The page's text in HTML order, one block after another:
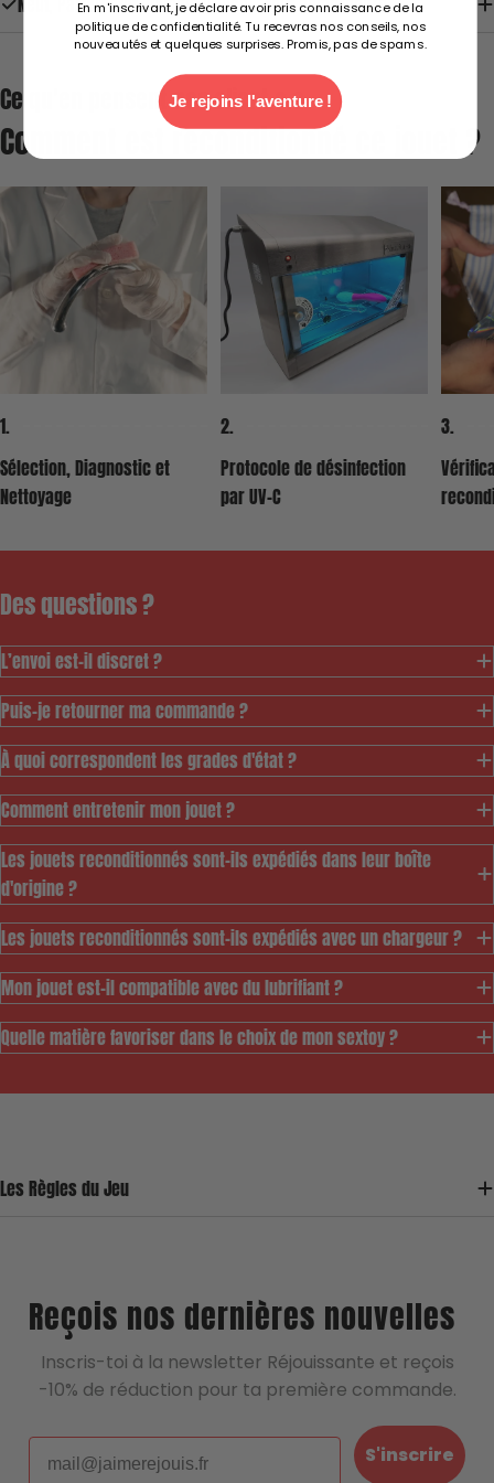
endommagé.
2. Le Prix Minimum Neuf de Référence (PMNR)
Ce modèle est pensé
pour vous permettre
d'accéder au meilleur
prix à notre gamme de
en permettant de
vous assurer un service de
Écrivez nous !
Ce qu'en pensent nos client.e.s
Comment est reconditionné ce jouet ?
1.
Sélection, Diagnostic et
Nettoyage
2.
Protocole de désinfection
par UV-C
3.
Des questions ?
L’envoi est-il discret ?
Puis-je retourner ma commande ?
À quoi correspondent les grades d'état ?
Comment entretenir mon jouet ?
Les jouets reconditionnés sont-ils expédiés dans leur boîte
d'origine ?
Les jouets reconditionnés sont-ils expédiés avec un chargeur ?
Mon jouet est-il compatible avec du lubrifiant ?
Quelle matière favoriser dans le choix de mon sextoy ?
Reçois nos dernières nouvelles
Inscris-toi à la newsletter Réjouissante et reçois
-10% de réduction pour ta première commande.
Email S'inscrire
Les Règles du Jeu
En m'inscrivant, je déclare avoir pris connaissance de la
politique de confidentialité. Tu recevras nos conseils, nos
nouveautés et quelques surprises. Promis, pas de spams.
Je rejoins l'aventure !